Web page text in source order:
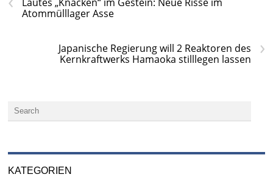
Atommülllager Asse
›
Japanische Regierung will 2 Reaktoren des
Kernkraftwerks Hamaoka stilllegen lassen
KATEGORIEN